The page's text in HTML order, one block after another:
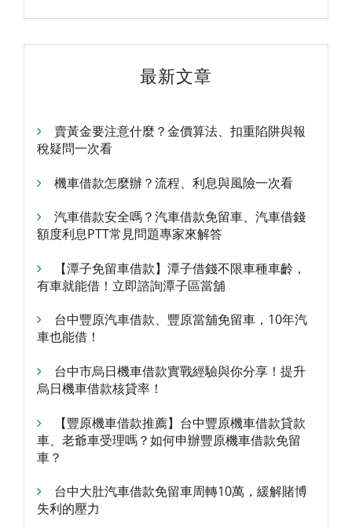
最新文章
賣黃金要注意什麼？金價算法、扣重陷阱與報
稅疑問一次看
機車借款怎麼辦？流程、利息與風險一次看
汽車借款安全嗎？汽車借款免留車、汽車借錢
額度利息PTT常見問題專家來解答
【潭子免留車借款】潭子借錢不限車種車齡，
有車就能借！立即諮詢潭子區當舖
台中豐原汽車借款、豐原當舖免留車，10年汽
車也能借！
台中市烏日機車借款實戰經驗與你分享！提升
烏日機車借款核貸率！
【豐原機車借款推薦】台中豐原機車借款貸款
車、老爺車受理嗎？如何申辦豐原機車借款免留
車？
台中大肚汽車借款免留車周轉10萬，緩解賭博
失利的壓力